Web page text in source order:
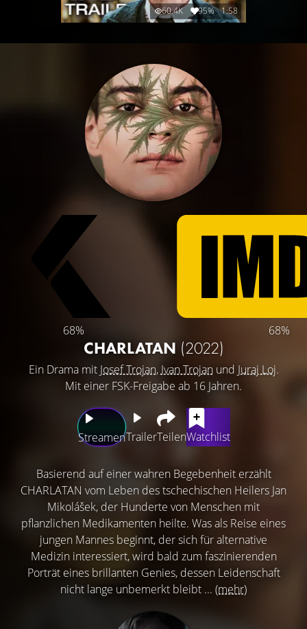
60.4K 95% 1:58
68% 68%
CHARLATAN (2022)
Ein Drama mit Josef Trojan, Ivan Trojanund Juraj Loj.
Mit einer FSK-Freigabe ab 16 Jahren.
StreamenTrailerTeilenWatchlist
Basierend auf einer wahren Begebenheit erzählt
CHARLATAN vom Leben des tschechischen Heilers Jan
Mikolášek, der Hunderte von Menschen mit
pflanzlichen Medikamenten heilte. Was als Reise eines
jungen Mannes beginnt, der sich für alternative
Medizin interessiert, wird bald zum faszinierenden
Porträt eines brillanten Genies, dessen Leidenschaft
nicht lange unbemerkt bleibt ... (mehr)